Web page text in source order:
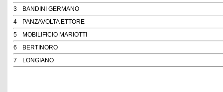
3
BANDINI GERMANO
4
PANZAVOLTA ETTORE
5
MOBILIFICIO MARIOTTI
6
BERTINORO
7
LONGIANO